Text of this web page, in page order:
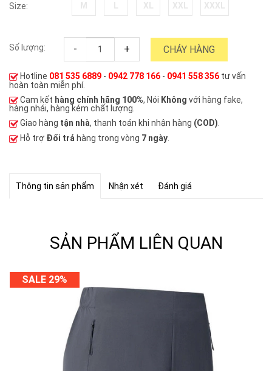
Size:
Số lượng: - + CHÁY HÀNG
Hotline 081 535 6889 - 0942 778 166 - 0941 558 356 tư vấn
hoàn toàn miễn phí.
Cam kết hàng chính hãng 100%, Nói Không với hàng fake,
hàng nhái, hàng kém chất lượng.
Giao hàng tận nhà, thanh toán khi nhận hàng (COD).
Hỗ trợ Đổi trả hàng trong vòng 7 ngày
Thông tin sản phẩm Nhận xét Đánh giá
SẢN PHẨM LIÊN QUAN
SALE 29%